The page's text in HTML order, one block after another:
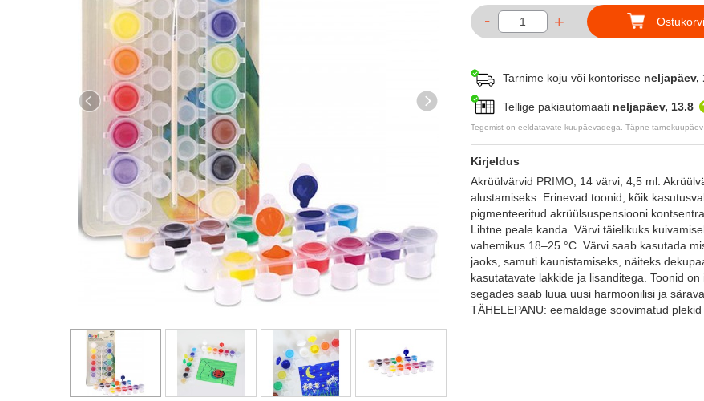
- + Ostukorvi
Tarnime koju või kontorisse neljapäev,
Tellige pakiautomaati neljapäev, 13.8
Tegemist on eeldatavate kuupäevadega. Täpne
Kirjeldus
Akrüülvärvid PRIMO, 14 värvi, 4,5 ml.
alustamiseks. Erinevad toonid, kõik
pigmenteeritud akrüülsuspensiooni
Lihtne peale kanda. Värvi täielikuks
vahemikus 18–25 °C. Värvi saab kasutada
jaoks, samuti kaunistamiseks, näiteks
kasutatavate lakkide ja lisanditega. Toonid
segades saab luua uusi harmoonilisi ja
TÄHELEPANU: eemaldage soovimatud